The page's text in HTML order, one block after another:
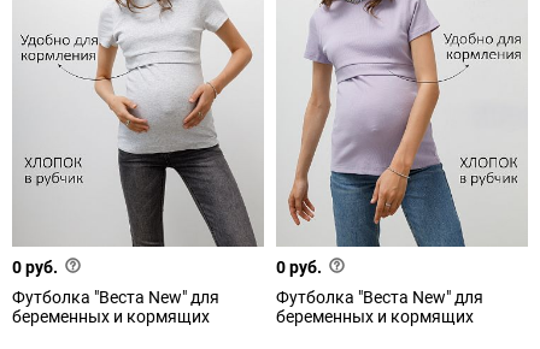
0 руб.
Футболка "Веста New" для
беременных и кормящих
0 руб.
Футболка "Веста New" для
беременных и кормящих